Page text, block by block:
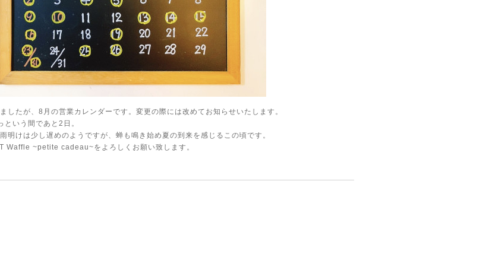
したが、8月の営業カレンダーです。変更の際には改めてお知らせいたします。
という間であと2日。
明けは少し遅めのようですが、蝉も鳴き始め夏の到来を感じるこの頃です。
Waffle ~petite cadeau~をよろしくお願い致します。